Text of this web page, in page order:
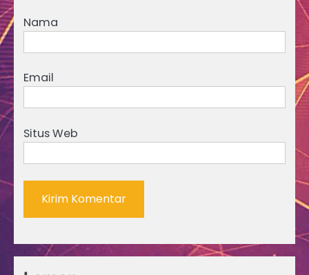
Nama
Email
Situs Web